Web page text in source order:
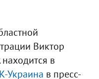
Виктор
в
Украина в пресс-